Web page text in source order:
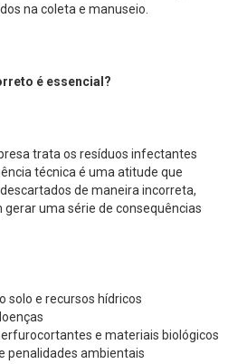
na coleta e manuseio.
é essencial?
trata os resíduos infectantes
técnica é uma atitude que
de maneira incorreta,
uma série de consequências
solo e recursos hídricos
e materiais biológicos
penalidades ambientais